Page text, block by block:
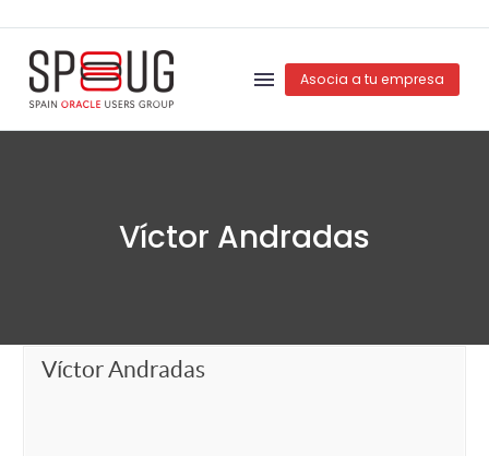
Asocia a tu empresa
Víctor Andradas
Víctor Andradas